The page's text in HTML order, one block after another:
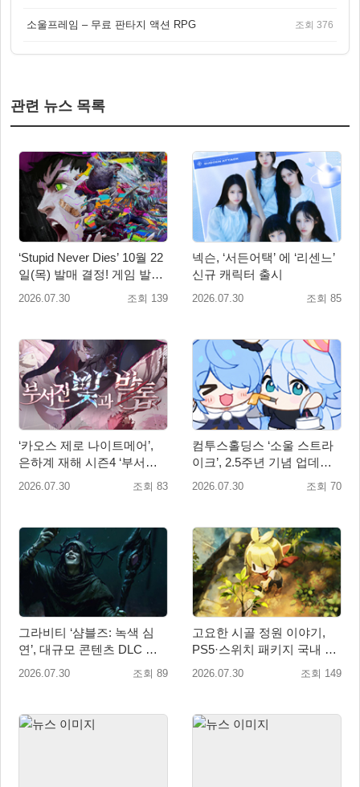
소울프레임 – 무료 판타지 액션 RPG 조회 376
관련 뉴스 목록
‘Stupid Never Dies’ 10월 22
일(목) 발매 결정! 게임 발매
에 앞서 주제가 음원 선공개
2026.07.30 조회 139
넥슨, ‘서든어택’ 에 ‘리센느’
신규 캐릭터 출시
2026.07.30 조회 85
‘카오스 제로 나이트메어’,
은하계 재해 시즌4 ‘부서진
빛과 발톱’ 업데이트
2026.07.30 조회 83
컴투스홀딩스 ‘소울 스트라
이크’, 2.5주년 기념 업데이
트… 감사 선물 풍성
2026.07.30 조회 70
그라비티 ‘샴블즈: 녹색 심
연’, 대규모 콘텐츠 DLC 정
식 출시
2026.07.30 조회 89
고요한 시골 정원 이야기,
PS5·스위치 패키지 국내 정
식 출시
2026.07.30 조회 149